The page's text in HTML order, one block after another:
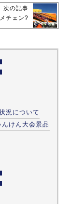
次の記事
チェン?
況について
けん大会景品